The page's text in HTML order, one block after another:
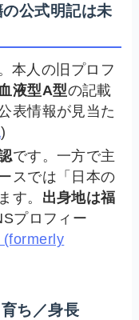
公式明記は未
。本人の旧プロフ
血液型A型の記載
表情報が見当た
)
です。一方で主
スでは「日本の
す。 出身地は福
プロフィー
(formerly
ち／身長